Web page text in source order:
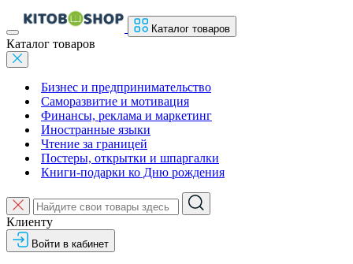
Каталог товаров
Каталог товаров
Бизнес и предпринимательство
Саморазвитие и мотивация
Финансы, реклама и маркетинг
Иностранные языки
Чтение за границей
Постеры, открытки и шпаргалки
Книги-подарки ко Дню рождения
Клиенту
Войти в кабинет